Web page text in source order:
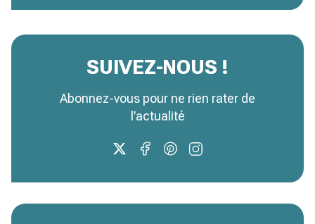
SUIVEZ-NOUS !
Abonnez-vous pour ne rien rater de
l’actualité